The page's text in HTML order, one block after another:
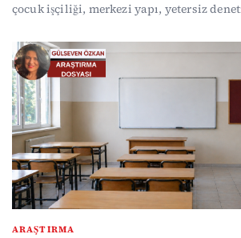
çocuk işçiliği, merkezi yapı, yetersiz
MESEM’de izleme eksikliği, rehberlik
kalması ve bölgesel eşitsizlikler riski
erken uyarı sistemlerinin kurulması,
güçlendirilmesi, rehberlik kadrolarının
çocukların sistem içinde tutulmasına
politikaların hayata geçirilmesi gerekiyor.
ARAŞTIRMA